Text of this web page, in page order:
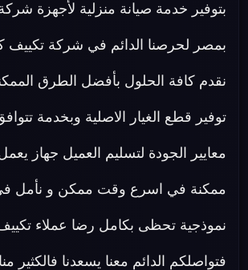
بتوفير خدمة صيانة منزلية لأجهزة
بمصر لحرصنا الدائم في شركة تكييف
نقدم كافة الحلول بأفضل الطرق
توفير قطع الغيار الاصلية وبخدمة
معايير الجودة لتسليم العميل جهاز
ممكنة في اسرع وقت ممكن و نأمل
نموذجية تحظى بكامل رضا عملاء تكييف
فتواصلكم الدائم معنا يسعدنا فالكثير